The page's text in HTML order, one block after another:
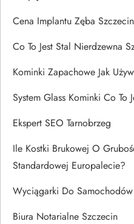
Cena Implantu Zęba Szczecin
Co To Jest Stal Nierdzewna
Kominki Zapachowe Jak
System Glass Kominki Co To
Ekspert SEO Tarnobrzeg
Ile Kostki Brukowej O
Standardowej Europalecie?
Wyciągarki Do Samochodów
Biura Notarialne Szczecin